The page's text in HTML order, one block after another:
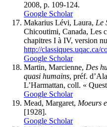
2008, p. 109-124.
Google Scholar
Makarius Lévi, Laura, Le
Chicoutimi, Canada, Les
chapitres I à IV, version
http://classiques.uqac.ca/
Google Scholar
Martin, Marcienne, Des
quasi humains, préf.
L’Harmattan, coll. «
Google Scholar
Mead, Margaret, Moeurs
[1928].
Google Scholar